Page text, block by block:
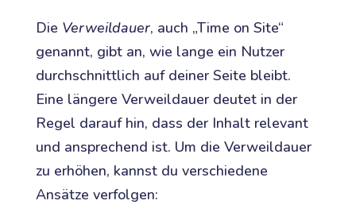
Die Verweildauer, auch „Time on Site“
genannt, gibt an, wie lange ein Nutzer
durchschnittlich auf deiner Seite bleibt.
Eine längere Verweildauer deutet in der
Regel darauf hin, dass der Inhalt relevant
und ansprechend ist. Um die Verweildauer
zu erhöhen, kannst du verschiedene
Ansätze verfolgen: